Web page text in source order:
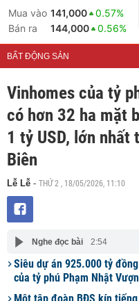
Mua vào 141,000
0.57%
Bán ra
144,000 0.56%
BẤT ĐỘNG SẢN
Vinhomes của tỷ
có hơn 32 ha mặt
1 tỷ USD, lớn
Biên
Lễ Lễ - THỨ 2 , 18/05/2026, 11:10
Nghe đọc bài 2:54
Siêu dự án 925.000 tỷ
của tỷ phú Phạm Nhật